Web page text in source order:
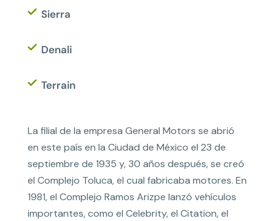
Sierra
Denali
Terrain
La filial de la empresa General Motors se abrió
en este país en la Ciudad de México el 23 de
septiembre de 1935 y, 30 años después, se creó
el Complejo Toluca, el cual fabricaba motores. En
1981, el Complejo Ramos Arizpe lanzó vehículos
importantes, como el Celebrity, el Citation, el